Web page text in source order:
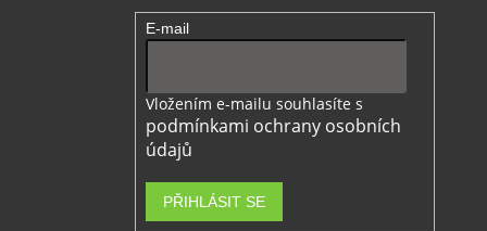
E-mail
Vložením e-mailu souhlasíte s
podmínkami ochrany osobních
údajů
PŘIHLÁSIT SE